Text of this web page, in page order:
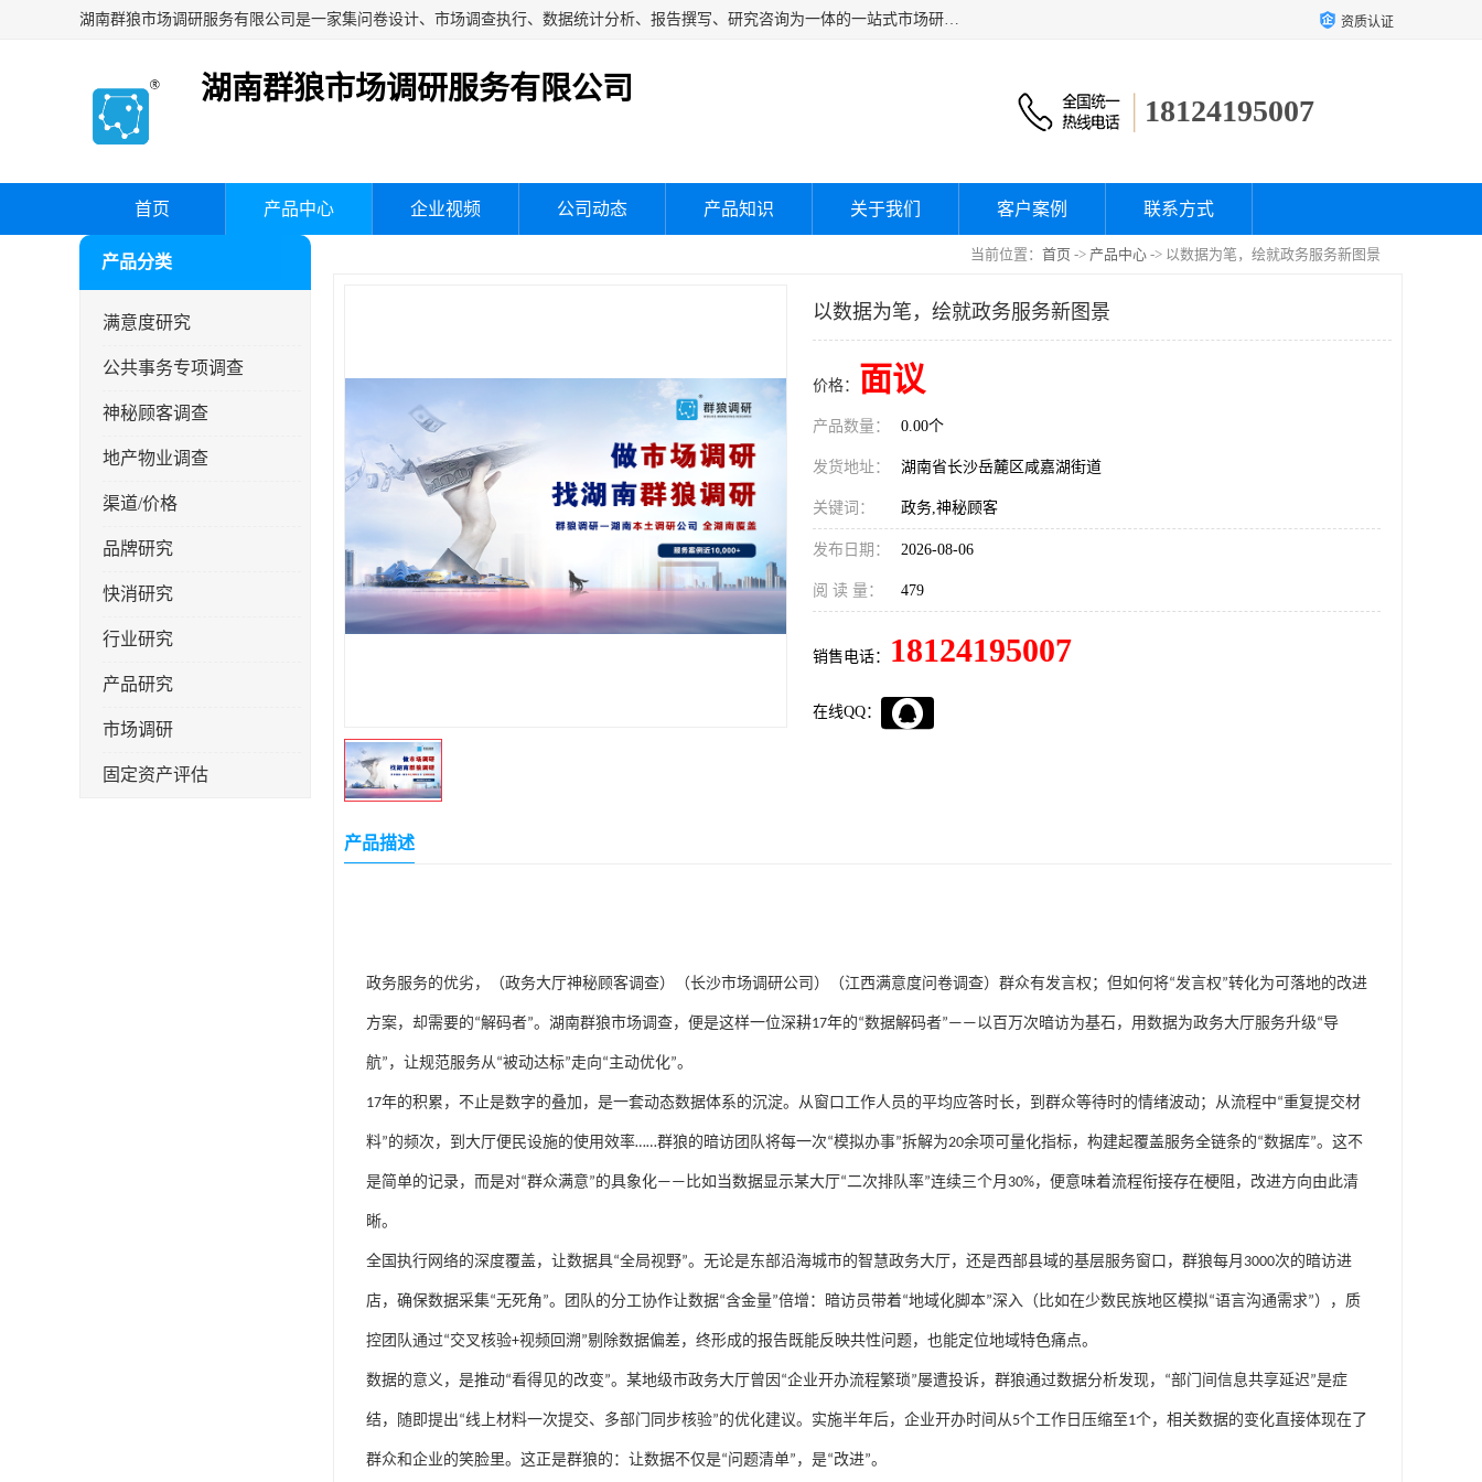
湖南群狼市场调研服务有限公司是一家集问卷设计、市场调查执行、数据统计分析、报告撰写、研究咨询为一体的一站式市场研究服务机构，主要服务：市场调研、三方评估、满意度研究、快消研究、地产物业调查、品牌研究、神秘顾客调查、行业研究、产品研究、公共事务专项调查等。 资质认证
湖南群狼市场调研服务有限公司
18124195007
首页 产品中心 企业视频 公司动态 产品知识 关于我们 客户案例 联系方式
当前位置： 首页 -> 产品中心 -> 以数据为笔，绘就政务服务新图景
产品分类
满意度研究
公共事务专项调查
神秘顾客调查
地产物业调查
渠道/价格
品牌研究
快消研究
行业研究
产品研究
市场调研
固定资产评估
以数据为笔，绘就政务服务新图景
价格： 面议
产品数量： 0.00个
发货地址： 湖南省长沙岳麓区咸嘉湖街道
关键词： 政务,神秘顾客
发布日期： 2026-08-06
阅 读 量： 479
销售电话： 18124195007
在线QQ：
产品描述
政务服务的优劣， （政务大厅神秘顾客调查）（长沙市场调研公司）（江西满意度问卷调查） 群众有发言权；但如何将“发言权”转化为可落地的改进
方案，却需要的“解码者”。湖南群狼市场调查，便是这样一位深耕17年的“数据解码者”——以百万次暗访为基石，用数据为政务大厅服务升级“导
航” ，让规范服务从“被动达标”走向 “主动优化”。
17年的积累，不止是数字的叠加，是一套动态数据体系的沉淀。从窗口工作人员的平均应答时长，到群众等待时的情绪波动；从流程中“重复提交材
料” 的频次，到大厅便民设施的使用效率……群狼的暗访团队将每一次“模拟办事”拆解为20余项可量化指标，构建起覆盖服务全链条的“数据库”。这不
是简单的记录，而是对“群众满意” 的具象化——比如当数据显示某大厅“二次排队率”连续三个月 30%，便意味着流程衔接存在梗阻，改进方向由此清
晰。
全国执行网络的深度覆盖，让数据具“全局视野”。无论是东部沿海城市的智慧政务大厅，还是西部县域的基层服务窗口，群狼每月 3000次的暗访进
店，确保数据采集“无死角”。团队的分工协作让数据“含金量”倍增：暗访员带着“地域化脚本”深入（比如在少数民族地区模拟“语言沟通需求”），质
控团队通过“交叉核验+视频回溯 ”剔除数据偏差，终形成的报告既能反映共性问题，也能定位地域特色痛点。
数据的意义，是推动“看得见的改变”。某地级市政务大厅曾因 “企业开办流程繁琐”屡遭投诉，群狼通过数据分析发现， “部门间信息共享延迟”是症
结，随即提出“线上材料一次提交、多部门同步核验” 的优化建议。实施半年后，企业开办时间从5个工作日压缩至1个，相关数据的变化直接体现在了
群众和企业的笑脸里。这正是群狼的：让数据不仅是“问题清单” ，是“改进”。